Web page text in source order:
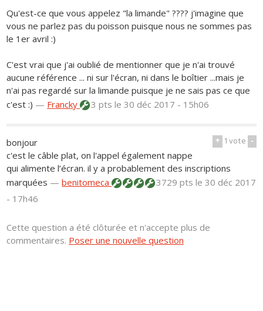
Qu'est-ce que vous appelez "la limande" ???? j'imagine que
vous ne parlez pas du poisson puisque nous ne sommes pas
le 1er avril :)
C'est vrai que j'ai oublié de mentionner que je n'ai trouvé
aucune référence ... ni sur l'écran, ni dans le boîtier ...mais je
n'ai pas regardé sur la limande puisque je ne sais pas ce que
c'est :) — Francky 3 ptsle 30 déc 2017 - 15h06
+ 1vote -
bonjour
c'est le câble plat, on l'appel également nappe
qui alimente l’écran. il y a probablement des inscriptions
marquées —benitomeca 3729 ptsle 30 déc 2017
- 17h46
Cette question a été clôturée et n'accepte plus de
commentaires. Poser une nouvelle question